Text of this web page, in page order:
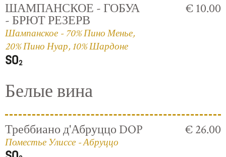
ШАМПАНСКОЕ - ГОБУА
- БРЮТ РЕЗЕРВ
Шампанское - 70% Пино Менье,
20% Пино Нуар, 10% Шардоне
€ 10.00
Белые вина
Треббиано д'Абруццо DOP
Поместье Улиссе - Абруццо
€ 26.00